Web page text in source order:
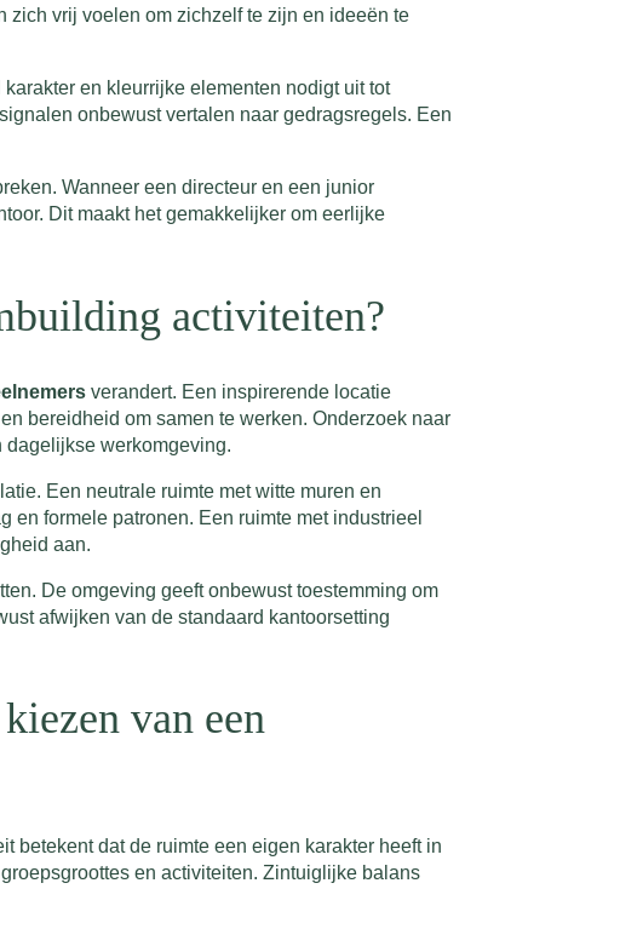
vrij voelen om zichzelf te zijn en ideeën te
en kleurrijke elementen nodigt uit tot
onbewust vertalen naar gedragsregels. Een
Wanneer een directeur en een junior
Dit maakt het gemakkelijker om eerlijke
activiteiten?
verandert. Een inspirerende locatie
bereidheid om samen te werken. Onderzoek naar
werkomgeving.
Een neutrale ruimte met witte muren en
formele patronen. Een ruimte met industrieel
aan.
De omgeving geeft onbewust toestemming om
afwijken van de standaard kantoorsetting
van een
betekent dat de ruimte een eigen karakter heeft in
en activiteiten. Zintuiglijke balans